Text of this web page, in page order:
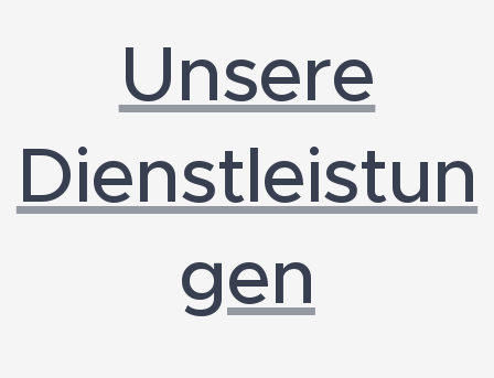
Unsere
Dienstleistun
gen